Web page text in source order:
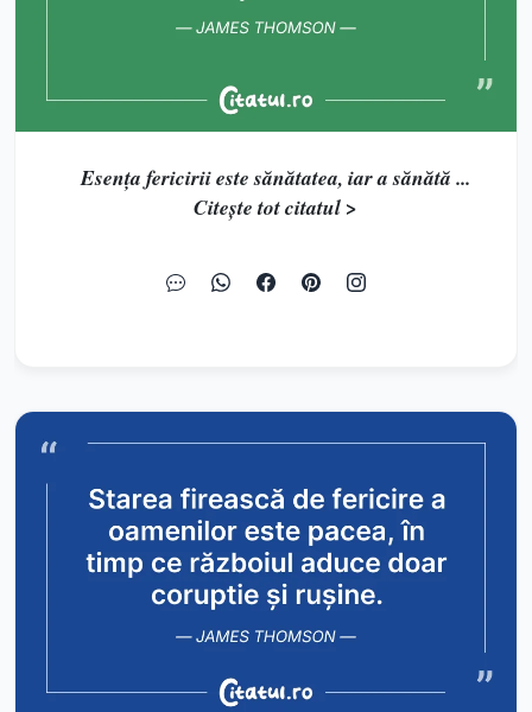
Esenţa fericirii este sănătatea, iar a sănătă ...
Citește tot citatul >